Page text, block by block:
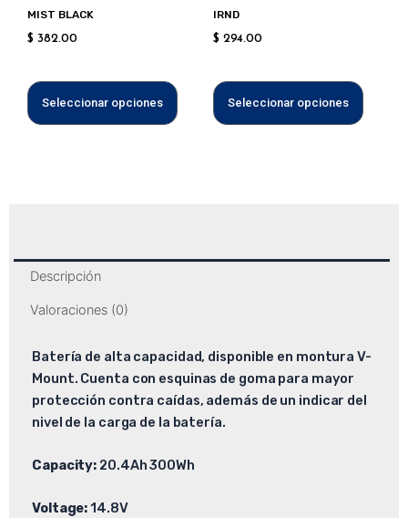
MIST BLACK
$ 382.00
Seleccionar opciones
de
producto
IRND
$ 294.00
Seleccionar opciones
de
Descripción
Valoraciones (0)
Batería de alta capacidad, disponible en montura V-
Mount. Cuenta con esquinas de goma para mayor
protección contra caídas, además de un indicar del
nivel de la carga de la batería.
Capacity: 20.4Ah 300Wh
Voltage:14.8V